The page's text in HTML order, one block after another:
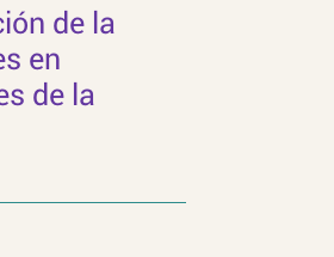
de la
en
de la